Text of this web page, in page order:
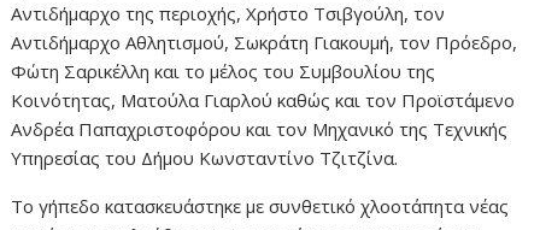
Αντιδήμαρχο της περιοχής, Χρήστο Τσιβγούλη, τον
Αντιδήμαρχο Αθλητισμού, Σωκράτη Γιακουμή, τον Πρόεδρο,
Φώτη Σαρικέλλη και το μέλος του Συμβουλίου της
Κοινότητας, Ματούλα Γιαρλού καθώς και τον Προϊστάμενο
Ανδρέα Παπαχριστοφόρου και τον Μηχανικό της Τεχνικής
Υπηρεσίας του Δήμου Κωνσταντίνο Τζιτζίνα.
Το γήπεδο κατασκευάστηκε με συνθετικό χλοοτάπητα νέας